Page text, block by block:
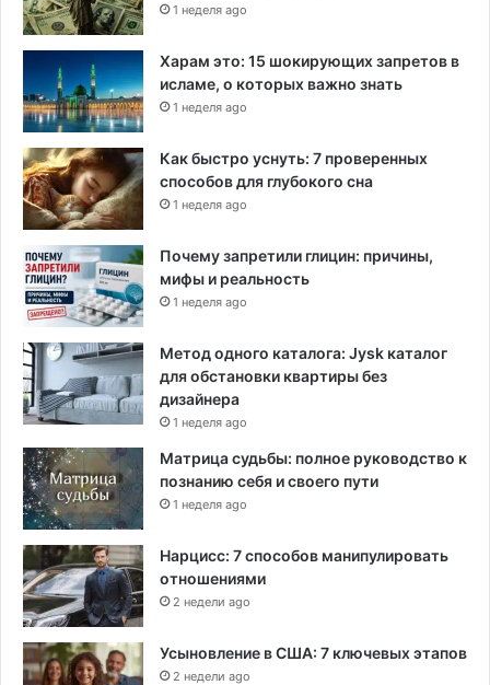
1 неделя ago
Харам это: 15 шокирующих запретов в
исламе, о которых важно знать
1 неделя ago
Как быстро уснуть: 7 проверенных
способов для глубокого сна
1 неделя ago
Почему запретили глицин: причины,
мифы и реальность
1 неделя ago
Метод одного каталога: Jysk каталог
для обстановки квартиры без
дизайнера
1 неделя ago
Матрица судьбы: полное руководство к
познанию себя и своего пути
1 неделя ago
Нарцисс: 7 способов манипулировать
отношениями
2 недели ago
Усыновление в США: 7 ключевых этапов
2 недели ago